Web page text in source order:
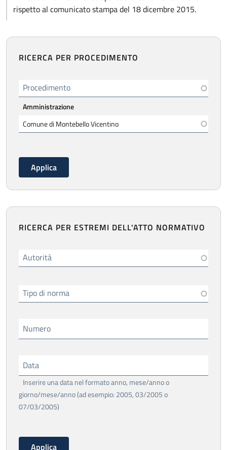
rispetto al comunicato stampa del 18 dicembre 2015.
RICERCA PER PROCEDIMENTO
Procedimento
Amministrazione
RICERCA PER ESTREMI DELL'ATTO NORMATIVO
Autorità
Tipo di norma
Numero
Data
Inserire una data nel formato anno, mese/anno o
giorno/mese/anno (ad esempio: 2005, 03/2005 o
07/03/2005)